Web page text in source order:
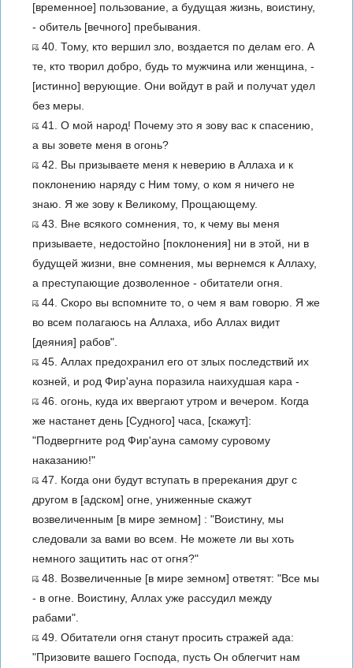
[временное] пользование, а будущая жизнь, воистину,
- обитель [вечного] пребывания.
40. Тому, кто вершил зло, воздается по делам его. А
те, кто творил добро, будь то мужчина или женщина, -
[истинно] верующие. Они войдут в рай и получат удел
без меры.
41. О мой народ! Почему это я зову вас к спасению,
а вы зовете меня в огонь?
42. Вы призываете меня к неверию в Аллаха и к
поклонению наряду с Ним тому, о ком я ничего не
знаю. Я же зову к Великому, Прощающему.
43. Вне всякого сомнения, то, к чему вы меня
призываете, недостойно [поклонения] ни в этой, ни в
будущей жизни, вне сомнения, мы вернемся к Аллаху,
а преступающие дозволенное - обитатели огня.
44. Скоро вы вспомните то, о чем я вам говорю. Я же
во всем полагаюсь на Аллаха, ибо Аллах видит
[деяния] рабов".
45. Аллах предохранил его от злых последствий их
козней, и род Фир'ауна поразила наихудшая кара -
46. огонь, куда их ввергают утром и вечером. Когда
же настанет день [Судного] часа, [скажут]:
"Подвергните род Фир'ауна самому суровому
наказанию!"
47. Когда они будут вступать в пререкания друг с
другом в [адском] огне, униженные скажут
возвеличенным [в мире земном] : "Воистину, мы
следовали за вами во всем. Не можете ли вы хоть
немного защитить нас от огня?"
48. Возвеличенные [в мире земном] ответят: "Все мы
- в огне. Воистину, Аллах уже рассудил между
рабами".
49. Обитатели огня станут просить стражей ада:
"Призовите вашего Господа, пусть Он облегчит нам